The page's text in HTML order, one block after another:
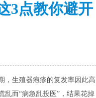
3点教你避开
，生殖器疱疹的复发率因此高
乱而“病急乱投医”，结果花掉